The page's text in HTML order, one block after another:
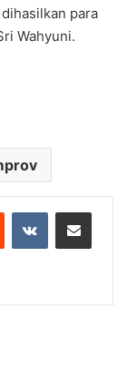
para
Wahyuni.
Reddit VKontakteShare via Email